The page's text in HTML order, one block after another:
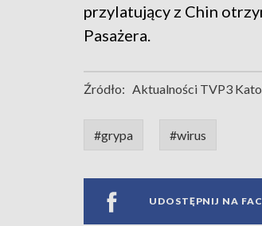
przylatujący z Chin
Pasażera.
Źródło: Aktualności TVP3
#grypa #wirus
UDOSTĘPNIJ NA